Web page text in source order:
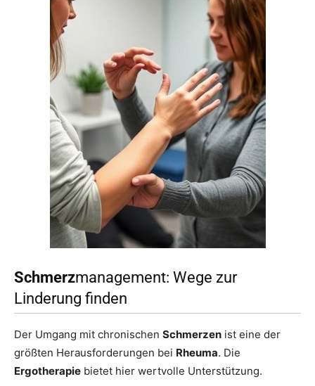
Schmerzmanagement: Wege zur
Linderung finden
Der Umgang mit chronischen Schmerzen ist eine der
größten Herausforderungen bei Rheuma. Die
Ergotherapie bietet hier wertvolle Unterstützung.